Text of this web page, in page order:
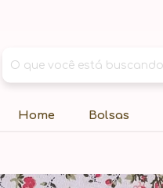
Home Bolsas